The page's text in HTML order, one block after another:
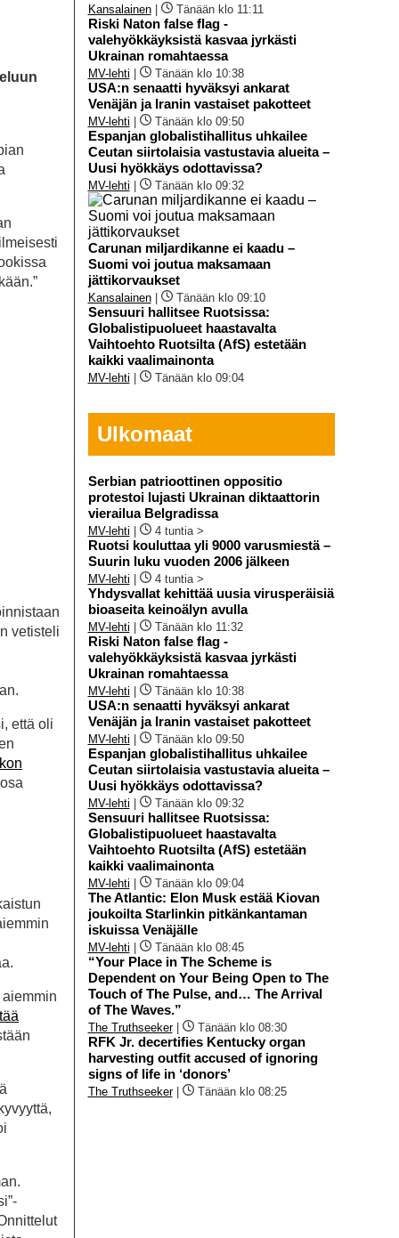
vetisteli
että oli
Kansalainen| Tänään klo 11:11
Riski Naton false flag -
valehyökkäyksistä kasvaa jyrkästi
Ukrainan romahtaessa
MV-lehti Tänään klo 10:38
USA:n senaatti hyväksyi ankarat
Venäjän ja Iranin vastaiset pakotteet
MV-lehti Tänään klo 09:50
Espanjan globalistihallitus uhkailee
Ceutan siirtolaisia vastustavia alueita –
Uusi hyökkäys odottavissa?
MV-lehti Tänään klo 09:32
Carunan miljardikanne ei kaadu –
Suomi voi joutua maksamaan
jättikorvaukset
Kansalainen| Tänään klo 09:10
Sensuuri hallitsee Ruotsissa:
Globalistipuolueet haastavalta
Vaihtoehto Ruotsilta (AfS) estetään
kaikki vaalimainonta
MV-lehti Tänään klo 09:04
Ulkomaat
Serbian patrioottinen oppositio
protestoi lujasti Ukrainan diktaattorin
vierailua Belgradissa
MV-lehti 4 tuntia >
Ruotsi kouluttaa yli 9000 varusmiestä –
Suurin luku vuoden 2006 jälkeen
MV-lehti 4 tuntia >
Yhdysvallat kehittää uusia virusperäisiä
bioaseita keinoälyn avulla
MV-lehti Tänään klo 11:32
Riski Naton false flag -
valehyökkäyksistä kasvaa jyrkästi
Ukrainan romahtaessa
MV-lehti Tänään klo 10:38
USA:n senaatti hyväksyi ankarat
Venäjän ja Iranin vastaiset pakotteet
MV-lehti Tänään klo 09:50
Espanjan globalistihallitus uhkailee
Ceutan siirtolaisia vastustavia alueita –
Uusi hyökkäys odottavissa?
MV-lehti Tänään klo 09:32
Sensuuri hallitsee Ruotsissa:
Globalistipuolueet haastavalta
Vaihtoehto Ruotsilta (AfS) estetään
kaikki vaalimainonta
MV-lehti Tänään klo 09:04
The Atlantic: Elon Musk estää Kiovan
joukoilta Starlinkin pitkänkantaman
iskuissa Venäjälle
MV-lehti Tänään klo 08:45
“Your Place in The Scheme is
Dependent on Your Being Open to The
Touch of The Pulse, and… The Arrival
of The Waves.”
The Truthseeker| Tänään klo 08:30
RFK Jr. decertifies Kentucky organ
harvesting outfit accused of ignoring
signs of life in ‘donors’
The Truthseeker| Tänään klo 08:25